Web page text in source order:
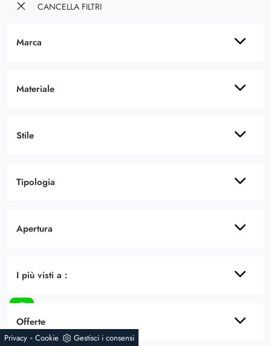
CANCELLA FILTRI
Marca
Materiale
Stile
Tipologia
Apertura
I più visti a :
Offerte
Privacy - Cookie Gestisci i consensi